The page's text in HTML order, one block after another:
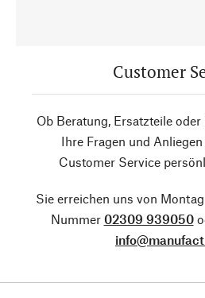
Customer
Ob Beratung, Ersatzteile
Ihre Fragen und
Customer Service
Sie erreichen uns von
Nummer 02309 939050